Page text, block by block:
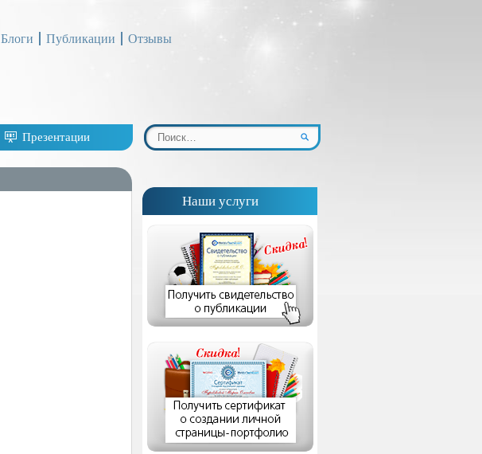
Блоги Публикации Отзывы
Презентации
Наши услуги